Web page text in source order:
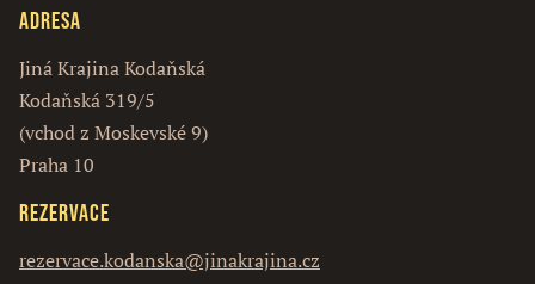
Adresa
Jiná Krajina Kodaňská
Kodaňská 319/5
(vchod z Moskevské 9)
Praha 10
Rezervace
rezervace.kodanska@jinakrajina.cz